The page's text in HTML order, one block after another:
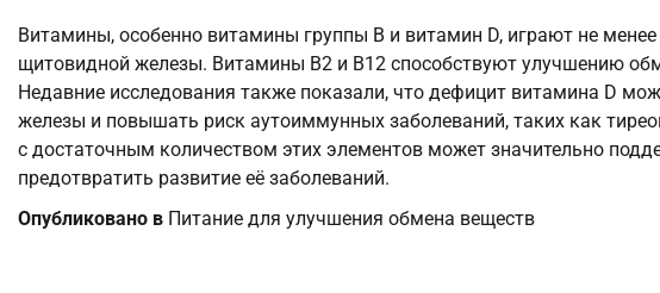
Витамины, особенно витамины группы B и витамин D, играют не
щитовидной железы. Витамины B2 и B12 способствуют улучшению
Недавние исследования также показали, что дефицит витамина D
железы и повышать риск аутоиммунных заболеваний, таких как
с достаточным количеством этих элементов может значительно
предотвратить развитие её заболеваний.
Опубликовано в Питание для улучшения обмена веществ